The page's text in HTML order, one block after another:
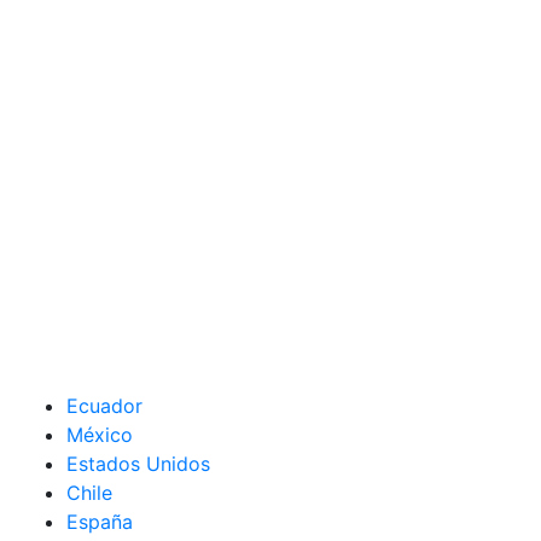
Ecuador
México
Estados Unidos
Chile
España